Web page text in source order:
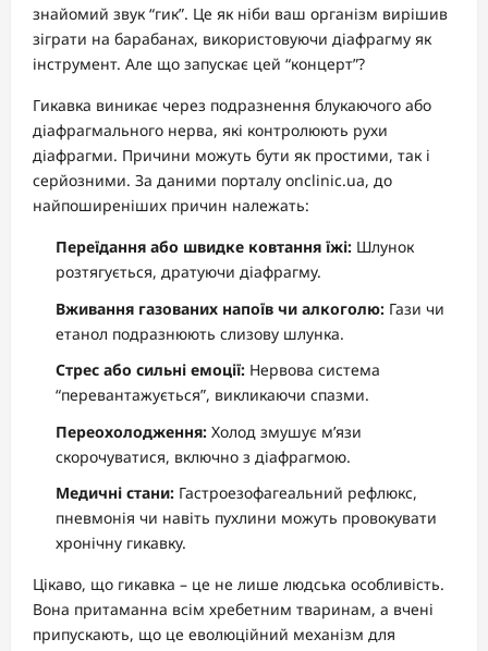
знайомий звук “гик”. Це як ніби ваш організм вирішив
зіграти на барабанах, використовуючи діафрагму як
інструмент. Але що запускає цей “концерт”?
Гикавка виникає через подразнення блукаючого або
діафрагмального нерва, які контролюють рухи
діафрагми. Причини можуть бути як простими, так і
серйозними. За даними порталу onclinic.ua, до
найпоширеніших причин належать:
Переїдання або швидке ковтання їжі: Шлунок
розтягується, дратуючи діафрагму.
Вживання газованих напоїв чи алкоголю: Гази чи
етанол подразнюють слизову шлунка.
Стрес або сильні емоції: Нервова система
“перевантажується”, викликаючи спазми.
Переохолодження: Холод змушує м’язи
скорочуватися, включно з діафрагмою.
Медичні стани: Гастроезофагеальний рефлюкс,
пневмонія чи навіть пухлини можуть провокувати
хронічну гикавку.
Цікаво, що гикавка – це не лише людська особливість.
Вона притаманна всім хребетним тваринам, а вчені
припускають, що це еволюційний механізм для